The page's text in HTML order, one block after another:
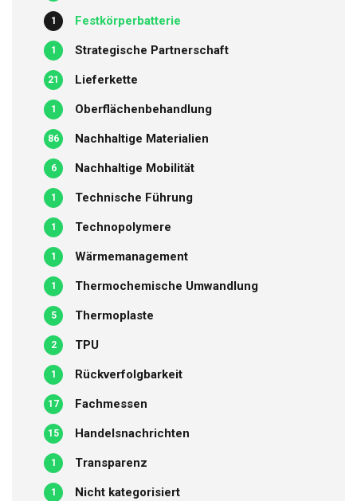
Festkörperbatterie
1
Strategische Partnerschaft
1
Lieferkette
21
Oberflächenbehandlung
1
Nachhaltige Materialien
86
Nachhaltige Mobilität
6
Technische Führung
1
Technopolymere
1
Wärmemanagement
1
Thermochemische Umwandlung
1
Thermoplaste
5
TPU
2
Rückverfolgbarkeit
1
Fachmessen
17
Handelsnachrichten
15
Transparenz
1
Nicht kategorisiert
1